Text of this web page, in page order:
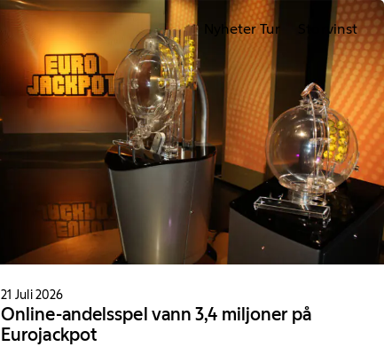
Nyheter Tur Storvinst
21 Juli 2026
Online-andelsspel vann 3,4 miljoner på
Eurojackpot